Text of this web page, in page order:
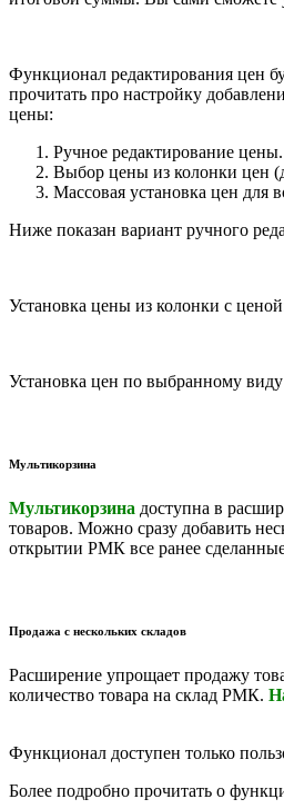
Функционал редактирования цен
прочитать про настройку
цены:
Ручное редактирование цены.
Выбор цены из колонки цен
Массовая установка цен для
Ниже показан вариант ручного
Установка цены из колонки с
Установка цен по выбранному виду
Мультикорзина
Мультикорзина доступна в
товаров. Можно сразу добавить
открытии РМК все ранее
Продажа с нескольких складов
Расширение упрощает продажу
количество товара на склад РМК.
Функционал доступен только
Более подробно прочитать о